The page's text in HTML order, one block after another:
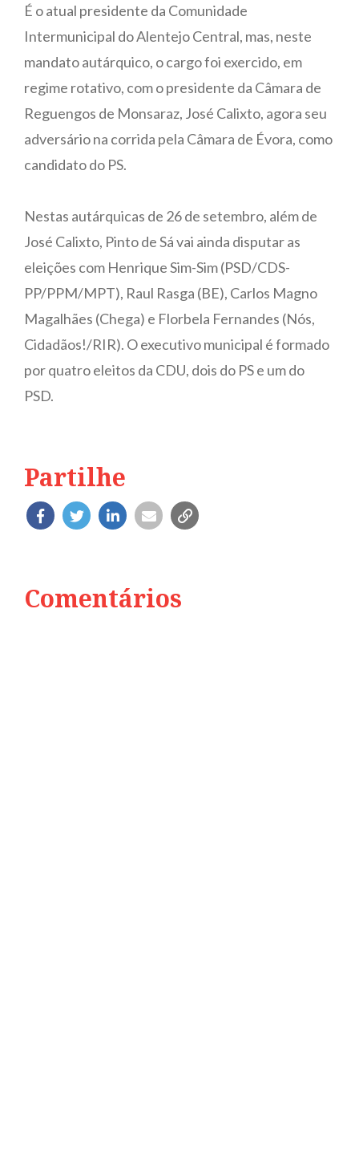
É o atual presidente da Comunidade
Intermunicipal do Alentejo Central, mas, neste
mandato autárquico, o cargo foi exercido, em
regime rotativo, com o presidente da Câmara de
Reguengos de Monsaraz, José Calixto, agora seu
adversário na corrida pela Câmara de Évora, como
candidato do PS.
Nestas autárquicas de 26 de setembro, além de
José Calixto, Pinto de Sá vai ainda disputar as
eleições com Henrique Sim-Sim (PSD/CDS-
PP/PPM/MPT), Raul Rasga (BE), Carlos Magno
Magalhães (Chega) e Florbela Fernandes (Nós,
Cidadãos!/RIR). O executivo municipal é formado
por quatro eleitos da CDU, dois do PS e um do
PSD.
Partilhe
Comentários